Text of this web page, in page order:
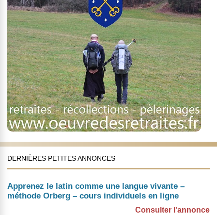
DERNIÈRES PETITES ANNONCES
Apprenez le latin comme une langue vivante –
méthode Orberg – cours individuels en ligne
Consulter l'annonce